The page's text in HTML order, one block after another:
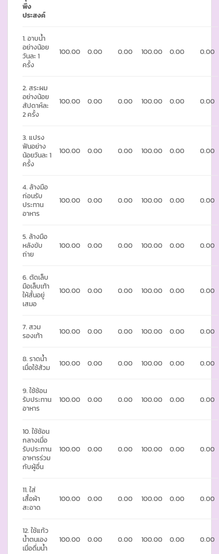
พึง
ประสงค์
1. อาบน้ำ
อย่างน้อย
วันละ 1
ครั้ง
100.00 0.00 0.00 100.00 0.00 0.00
2. สระผม
อย่างน้อย
สัปดาห์ละ
2 ครั้ง
100.00 0.00 0.00 100.00 0.00 0.00
3. แปรง
ฟันอย่าง
น้อยวันละ 1
ครั้ง
100.00 0.00 0.00 100.00 0.00 0.00
4. ล้างมือ
ก่อนรับ
ประทาน
อาหาร
100.00 0.00 0.00 100.00 0.00 0.00
5. ล้างมือ
หลังขับ
ถ่าย
100.00 0.00 0.00 100.00 0.00 0.00
6. ตัดเล็บ
มือเล็บเท้า
ให้สั้นอยู่
เสมอ
100.00 0.00 0.00 100.00 0.00 0.00
7. สวม
รองเท้า
100.00 0.00 0.00 100.00 0.00 0.00
8. ราดน้ำ
เมื่อใช้ส้วม
100.00 0.00 0.00 100.00 0.00 0.00
9. ใช้ช้อน
รับประทาน
อาหาร
100.00 0.00 0.00 100.00 0.00 0.00
10. ใช้ช้อน
กลางเมื่อ
รับประทาน
อาหารร่วม
กับผู้อื่น
100.00 0.00 0.00 100.00 0.00 0.00
11. ใส่
เสื้อผ้า
สะอาด
100.00 0.00 0.00 100.00 0.00 0.00
12. ใช้แก้ว
น้ำตนเอง
เมื่อดื่มน้ำ
100.00 0.00 0.00 100.00 0.00 0.00